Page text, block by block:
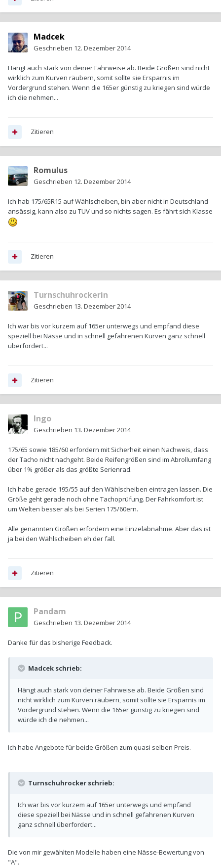
Madcek
Geschrieben 12. Dezember 2014
Hängt auch stark von deiner Fahrweise ab. Beide Größen sind nicht
wirklich zum Kurven räubern, somit sollte sie Ersparnis im
Vordergrund stehen. Wenn die 165er günstig zu kriegen sind würde
ich die nehmen...
Zitieren
Romulus
Geschrieben 12. Dezember 2014
Ich hab 175/65R15 auf Wählscheiben, bin aber nicht in Deutschland
ansässig, kann also zu TÜV und so nichts sagen. Es fährt sich Klasse
Zitieren
Turnschuhrockerin
Geschrieben 13. Dezember 2014
Ich war bis vor kurzem auf 165er unterwegs und empfand diese
speziell bei Nässe und in schnell gefahrenen Kurven ganz schnell
überfordert...
Zitieren
Ingo
Geschrieben 13. Dezember 2014
175/65 sowie 185/60 erfordern mit Sicherheit einen Nachweis, dass
der Tacho nicht nachgeht. Beide Reifengrößen sind im Abrollumfang
über 1% größer als das größte Serienrad.
Ich habe gerade 195/55 auf den Wählscheiben eintragen lassen. Die
Größe geht gerade noch ohne Tachoprüfung. Der Fahrkomfort ist
um Welten besser als bei Serien 175/60ern.
Alle genannten Größen erfordern eine Einzelabnahme. Aber das ist
ja bei den Wählscheiben eh der fall.
Zitieren
Pandam
Geschrieben 13. Dezember 2014
Danke für das bisherige Feedback.
Madcek schrieb:
Hängt auch stark von deiner Fahrweise ab. Beide Größen sind
nicht wirklich zum Kurven räubern, somit sollte sie Ersparnis im
Vordergrund stehen. Wenn die 165er günstig zu kriegen sind
würde ich die nehmen...
Ich habe Angebote für beide Größen zum quasi selben Preis.
Turnschuhrocker schrieb:
Ich war bis vor kurzem auf 165er unterwegs und empfand
diese speziell bei Nässe und in schnell gefahrenen Kurven
ganz schnell überfordert...
Die von mir gewählten Modelle haben eine Nässe-Bewertung von
"A".